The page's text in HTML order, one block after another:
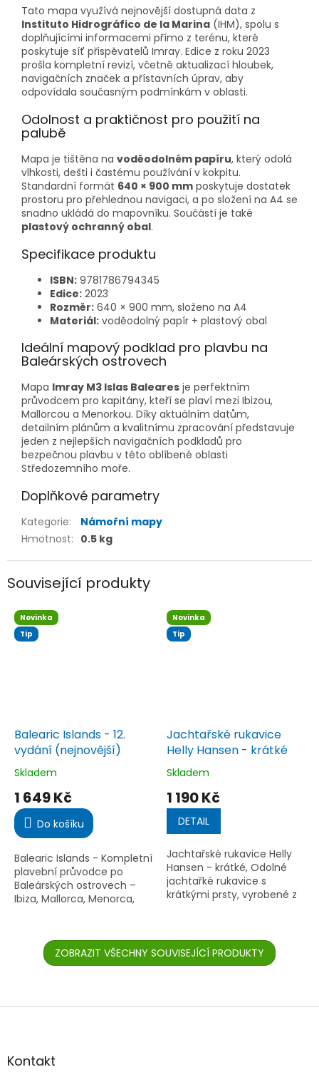
Tato mapa využívá nejnovější dostupná data z
Instituto Hidrográfico de la Marina (IHM), spolu s
doplňujícími informacemi přímo z terénu, které
poskytuje síť přispěvatelů Imray. Edice z roku 2023
prošla kompletní revizí, včetně aktualizací hloubek,
navigačních značek a přístavních úprav, aby
odpovídala současným podmínkám v oblasti.
Odolnost a praktičnost pro použití na
palubě
Mapa je tištěna na voděodolném papíru, který odolá
vlhkosti, dešti i častému používání v kokpitu.
Standardní formát 640 × 900 mm poskytuje dostatek
prostoru pro přehlednou navigaci, a po složení na A4 se
snadno ukládá do mapovníku. Součástí je také
plastový ochranný obal.
Specifikace produktu
ISBN: 9781786794345
Edice: 2023
Rozměr: 640 × 900 mm, složeno na A4
Materiál: voděodolný papír + plastový obal
Ideální mapový podklad pro plavbu na
Baleárských ostrovech
Mapa Imray M3 Islas Baleares je perfektním
průvodcem pro kapitány, kteří se plaví mezi Ibizou,
Mallorcou a Menorkou. Díky aktuálním datům,
detailním plánům a kvalitnímu zpracování představuje
jeden z nejlepších navigačních podkladů pro
bezpečnou plavbu v této oblíbené oblasti
Středozemního moře.
Doplňkové parametry
Kategorie:
Námořní mapy
Hmotnost: 0.5 kg
Související produkty
Novinka
Tip
Balearic Islands - 12.
vydání (nejnovější)
Průměrné
hodnocení
produktu
je
5,0
5
hvězdiček.
Skladem
1 649 Kč
Do košíku
Balearic Islands - Kompletní
plavební průvodce po
Baleárských ostrovech –
Ibiza, Mallorca, Menorca,
jachtaře v oblasti
Středozemního...
Novinka
Tip
Jachtařské rukavice
Helly Hansen - krátké
Průměrné
hodnocení
produktu
4,5
5
hvězdiček.
Skladem
1 190 Kč
DETAIL
Jachtařské rukavice Helly
Hansen - krátké, Odolné
jachtařké rukavice s
krátkými prsty, vyrobené z
potřeba extra...
ZOBRAZIT VŠECHNY SOUVISEJÍCÍ PRODUKTY
Z
aKontakt